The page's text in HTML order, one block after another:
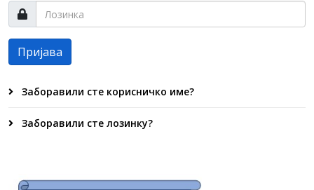
Пријава
Заборавили сте корисничко име?
Заборавили сте лозинку?